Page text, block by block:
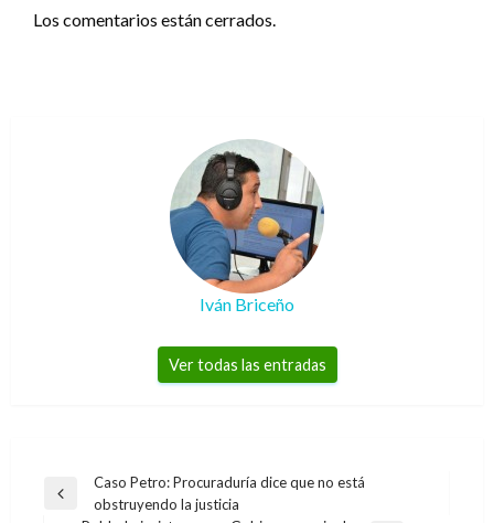
Los comentarios están cerrados.
Iván Briceño
Ver todas las entradas
Navegación
Entrada
Caso Petro: Procuraduría dice que no está
obstruyendo la justicia